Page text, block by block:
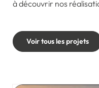
à découvrir nos
Voir tous les projets